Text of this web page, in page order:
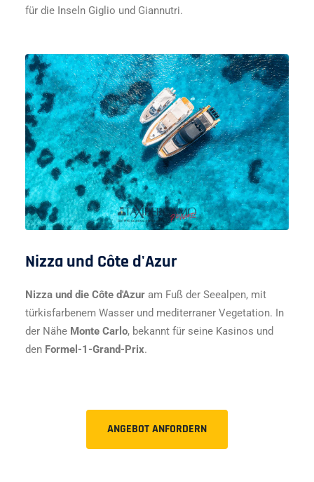
für die Inseln Giglio und Giannutri.
Nizza und Côte d'Azur
Nizza und die Côte d'Azur am Fuß der Seealpen, mit
türkisfarbenem Wasser und mediterraner Vegetation. In
der Nähe Monte Carlo, bekannt für seine Kasinos und
den Formel-1-Grand-Prix.
ANGEBOT ANFORDERN